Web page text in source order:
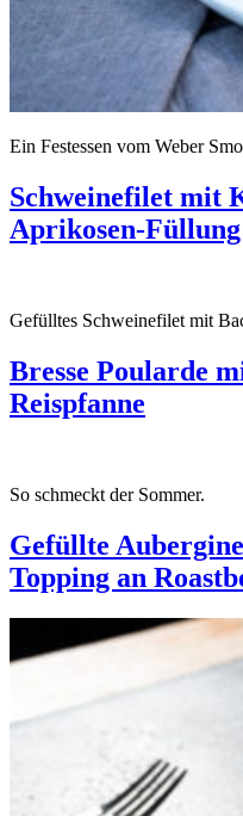
Ein Festessen vom Weber
Schweinefilet mit
Aprikosen-Füllung
Gefülltes Schweinefilet mit
Bresse Poularde
Reispfanne
So schmeckt der Sommer.
Gefüllte
Topping an